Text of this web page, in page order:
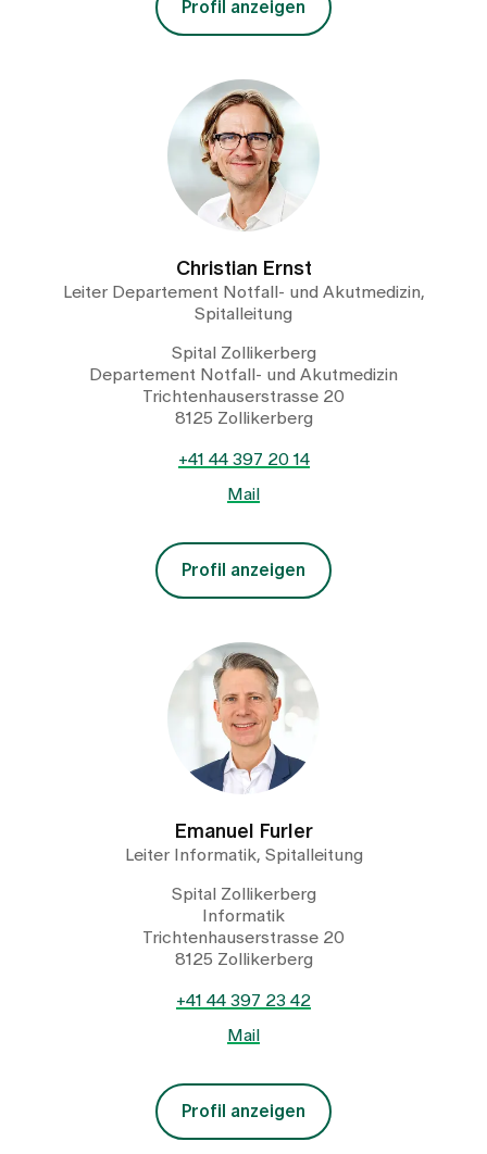
Profil anzeigen
Christian Ernst
Leiter Departement Notfall- und Akutmedizin,
Spitalleitung
Spital Zollikerberg
Departement Notfall- und Akutmedizin
Trichtenhauserstrasse 20
8125 Zollikerberg
+41 44 397 20 14
Mail
Profil anzeigen
Emanuel Furler
Leiter Informatik, Spitalleitung
Spital Zollikerberg
Informatik
Trichtenhauserstrasse 20
8125 Zollikerberg
+41 44 397 23 42
Mail
Profil anzeigen